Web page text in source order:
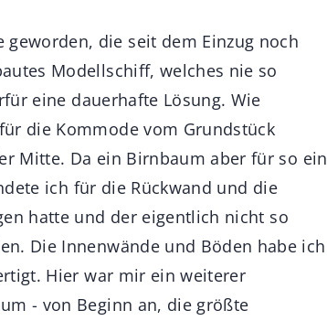
die seit dem Einzug noch
Modellschiff, welches nie so
eine dauerhafte Lösung. Wie
die Kommode vom Grundstück
Mitte. Da ein Birnbaum aber für so ein
ich für die Rückwand und die
hatte und der eigentlich nicht so
Die Innenwände und Böden habe ich
Hier war mir ein weiterer
- von Beginn an, die größte